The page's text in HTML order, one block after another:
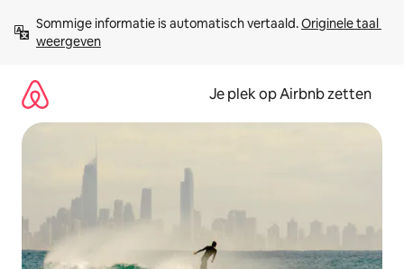
direct
naar
Sommige informatie is automatisch vertaald. Originele taal
weergeven
Je plek op Airbnb zetten